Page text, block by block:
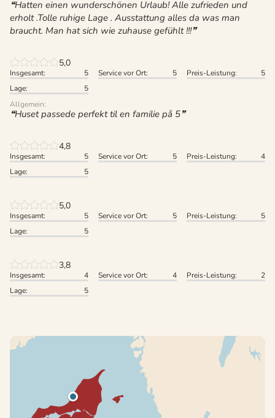
Hatten einen wunderschönen Urlaub! Alle zufrieden und
erholt .Tolle ruhige Lage . Ausstattung alles da was man
braucht. Man hat sich wie zuhause gefühlt !!!
5,0
Insgesamt: 5 Service vor Ort: 5 Preis-Leistung:
5
Lage:
5
Allgemein:
Huset passede perfekt til en familie på 5
4,8
Insgesamt: 5 Service vor Ort: 5 Preis-Leistung:
4
Lage:
5
5,0
Insgesamt: 5 Service vor Ort: 5 Preis-Leistung:
5
Lage:
5
3,8
Insgesamt: 4 Service vor Ort: 4 Preis-Leistung:
2
Lage:
5